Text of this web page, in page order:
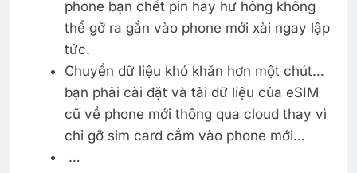
phone bạn chết pin hay hư hỏng không
thể gỡ ra gắn vào phone mới xài ngay lập
tức.
Chuyển dữ liệu khó khăn hơn một chút…
bạn phải cài đặt và tải dữ liệu của eSIM
cũ về phone mới thông qua cloud thay vì
chỉ gỡ sim card cắm vào phone mới…
…